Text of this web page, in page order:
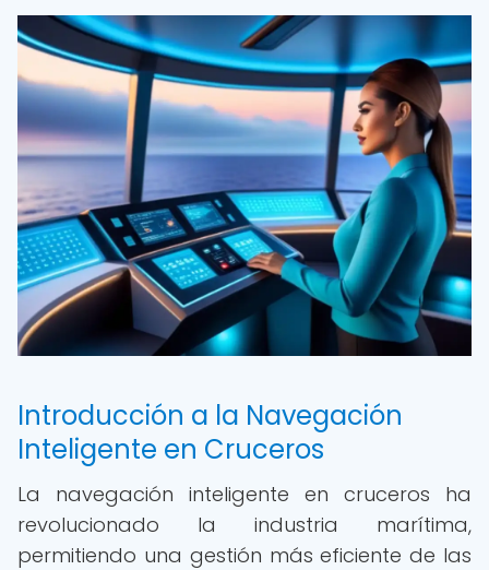
Introducción a la Navegación
Inteligente en Cruceros
La navegación inteligente en cruceros ha
revolucionado la industria marítima,
permitiendo una gestión más eficiente de las